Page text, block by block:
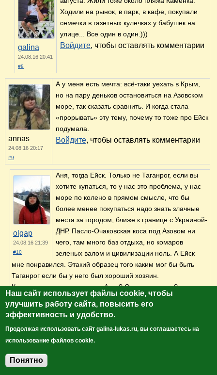
galina
24.08.16 20:41
#8
Ходили на рынок, в парк, в кафе, покупали
семечки в газетных кулечках у бабушек на
улице... Все один в один.)))
Войдите, чтобы оставлять комментарии
annas
24.08.16 20:17
#9
А у меня есть мечта: всё-таки уехать в Крым,
но на пару деньков остановиться на Азовском
море, так сказать сравнить. И когда стала
«прорывать» эту тему, почему то тоже про Ейск
подумала.
Войдите, чтобы оставлять комментарии
olgap
24.08.16 21:39
#10
Аня, тогда Ейск. Только не Таганрог, если вы
хотите купаться, то у нас это проблема, у нас
море по колено в прямом смысле, что бы
более менее покупаться надо знать злачные
места за городом, ближе к границе с Украиной-
ДНР. Пасло-Очаковская коса под Азовом ни
чего, там много баз отдыха, но комаров
зеленых валом и цивилизации ноль. А Ейск
мне понравился. Этакий образец того каким мог бы быть
Таганрог если бы у него был хороший хозяин.
Кстати, вы когда планируете Азов? Он у вас в силе?
Войдите , чтобы оставлять комментарии
Оль, у Вити проблемы с отпуском, так что
загадывать не буду, лучше в личку напишу,
когда поедем. А так, да, Азов будет в силе
Наш сайт использует файлы cookie, чтобы
улучшить работу сайта, повысить его
эффективность и удобство.
Продолжая использовать сайт galina-lukas.ru, вы соглашаетесь на
использование файлов cookie.
Понятно